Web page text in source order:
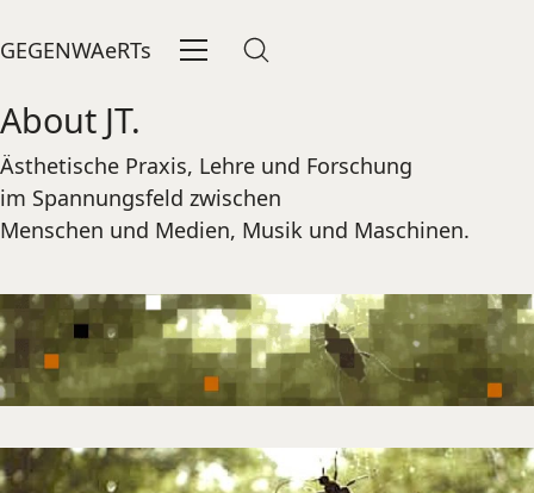
GEGENWAeRTs
About JT.
Ästhetische Praxis, Lehre und Forschung
im Spannungsfeld zwischen
Menschen und Medien, Musik und Maschinen.